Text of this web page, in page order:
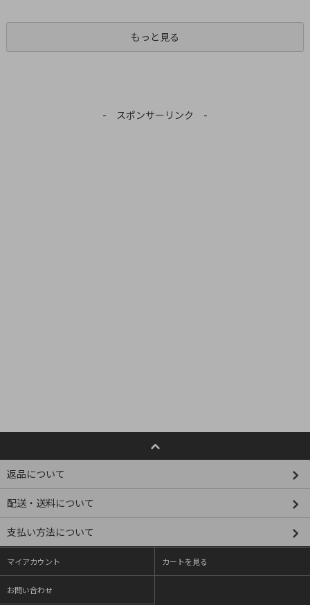
もっと見る
- スポンサーリンク -
返品について
配送・送料について
支払い方法について
マイアカウント カートを見る
お問い合わせ